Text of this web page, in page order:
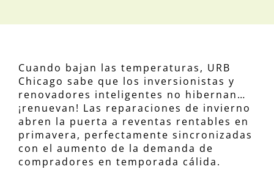
Cuando bajan las temperaturas, URB
Chicago sabe que los inversionistas y
renovadores inteligentes no hibernan…
¡renuevan! Las reparaciones de invierno
abren la puerta a reventas rentables en
primavera, perfectamente sincronizadas
con el aumento de la demanda de
compradores en temporada cálida.